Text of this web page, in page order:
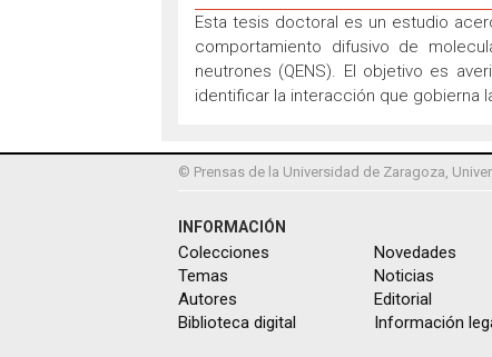
Esta tesis doctoral es un estudio
comportamiento difusivo de
neutrones (QENS). El objetivo es
identificar la interacción que gobierna
© Prensas de la Universidad de Zaragoza,
INFORMACIÓN
Colecciones
Temas
Autores
Biblioteca digital
Novedades
Noticias
Editorial
Información